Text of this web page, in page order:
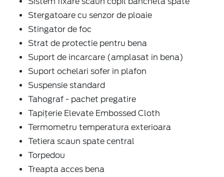
Stergatoare cu senzor de ploaie
Stingator de foc
Strat de protectie pentru bena
Suport de incarcare (amplasat in bena)
Suport ochelari sofer in plafon
Suspensie standard
Tahograf - pachet pregatire
Tapițerie Elevate Embossed Cloth
Termometru temperatura exterioara
Tetiera scaun spate central
Torpedou
Treapta acces bena